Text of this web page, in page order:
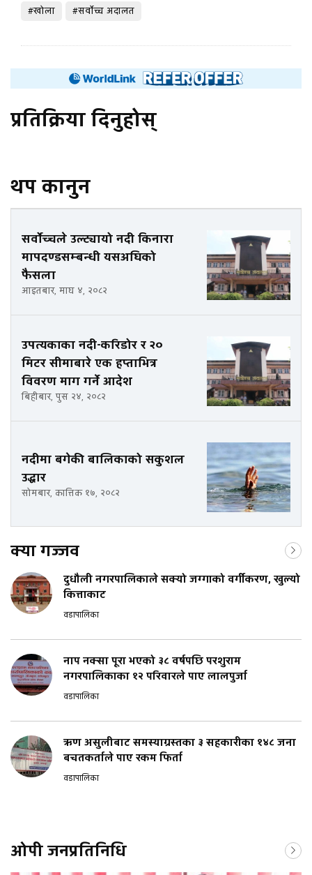
#खोला #सर्वोच्च अदालत
प्रतिक्रिया दिनुहोस्
थप कानुन
सर्वोच्चले उल्ट्यायो नदी किनारा
मापदण्डसम्बन्धी यसअघिको
फैसला
आइतबार, माघ ४, २०८२
उपत्यकाका नदी-करिडोर र २०
मिटर सीमाबारे एक हप्ताभित्र
विवरण माग गर्ने आदेश
बिहीबार, पुस २४, २०८२
नदीमा बगेकी बालिकाको सकुशल
उद्धार
सोमबार, कात्तिक १७, २०८२
क्या गज्जव
दुधौली नगरपालिकाले सक्यो जग्गाको वर्गीकरण, खुल्यो
कित्ताकाट
वडापालिका
नाप नक्सा पूरा भएको ३८ वर्षपछि परशुराम
नगरपालिकाका १२ परिवारले पाए लालपुर्जा
वडापालिका
ऋण असुलीबाट समस्याग्रस्तका ३ सहकारीका १४८ जना
बचतकर्ताले पाए रकम फिर्ता
वडापालिका
ओपी जनप्रतिनिधि